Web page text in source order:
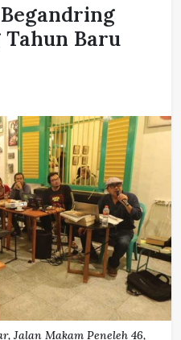
Baru
Jalan Makam Peneleh 46,